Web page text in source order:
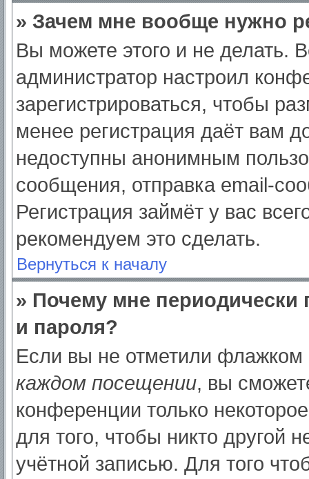
» Зачем мне вообще нужно
Вы можете этого и не делать.
администратор настроил
зарегистрироваться, чтобы
менее регистрация даёт вам
недоступны анонимным
сообщения, отправка email-
Регистрация займёт у вас
рекомендуем это сделать.
Вернуться к началу
» Почему мне периодически
и пароля?
Если вы не отметили флажком
каждом посещении, вы
конференции только
для того, чтобы никто другой
учётной записью. Для того